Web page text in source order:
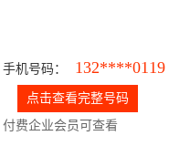
手机号码： 132****0119
点击查看完整号码
付费企业会员可查看